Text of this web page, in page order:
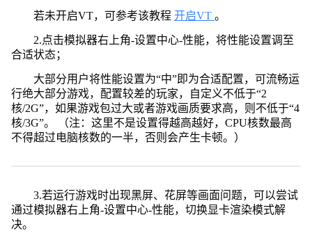
若未开启VT，可参考该教程 开启VT 。
2.点击模拟器右上角-设置中心-性能，将性能设置调至
合适状态；
大部分用户将性能设置为“中”即为合适配置，可流畅运
行绝大部分游戏，配置较差的玩家，自定义不低于“2
核/2G”，如果游戏包过大或者游戏画质要求高，则不低于“4
核/3G”。 （注：这里不是设置得越高越好，CPU核数最高
不得超过电脑核数的一半，否则会产生卡顿。）
3.若运行游戏时出现黑屏、花屏等画面问题，可以尝试
通过模拟器右上角-设置中心-性能，切换显卡渲染模式解
决。